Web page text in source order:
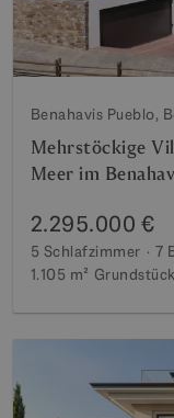
Benahavis Pueblo,
Mehrstöckige
Meer im
2.295.000 €
5 Schlafzimmer 7
1.105 m² Grundstück